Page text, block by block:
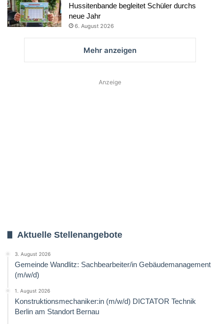
Hussitenbande begleitet Schüler durchs
neue Jahr
6. August 2026
Mehr anzeigen
Anzeige
Aktuelle Stellenangebote
3. August 2026
Gemeinde Wandlitz: Sachbearbeiter/in Gebäudemanagement
(m/w/d)
1. August 2026
Konstruktionsmechaniker:in (m/w/d) DICTATOR Technik
Berlin am Standort Bernau